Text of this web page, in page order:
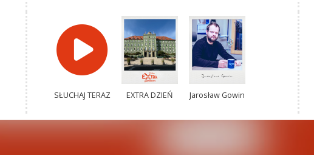
SŁUCHAJ TERAZ EXTRA DZIEŃ Jarosław Gowin